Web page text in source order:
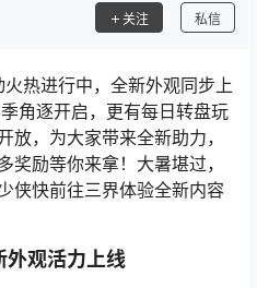
关注 私信
热进行中，全新外观同步上
角逐开启，更有每日转盘玩
放，为大家带来全新助力，
奖励等你来拿！大暑堪过，
侠快前往三界体验全新内容
外观活力上线